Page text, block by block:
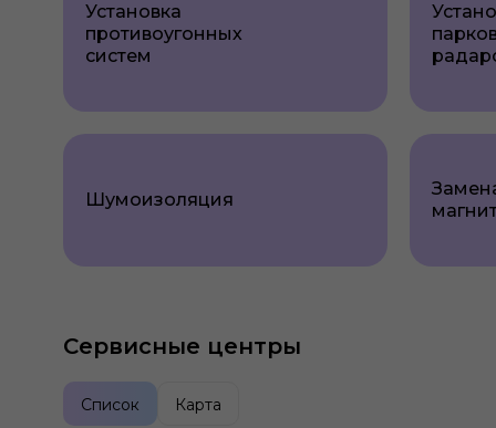
Установка
противоугонных
систем
Шумоизоляция
Сервисные центры
Список Карта